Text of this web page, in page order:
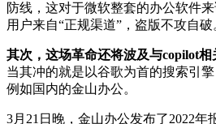
防线，这对于微软整套的办公软件
用户来自“正规渠道”，盗版不攻自破
其次，这场革命还将波及与copilot相
当其冲的就是以谷歌为首的搜索引
例如国内的金山办公。
3月21日晚，金山办公发布了2022年